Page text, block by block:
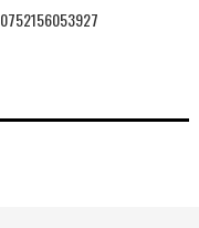
0752156053927